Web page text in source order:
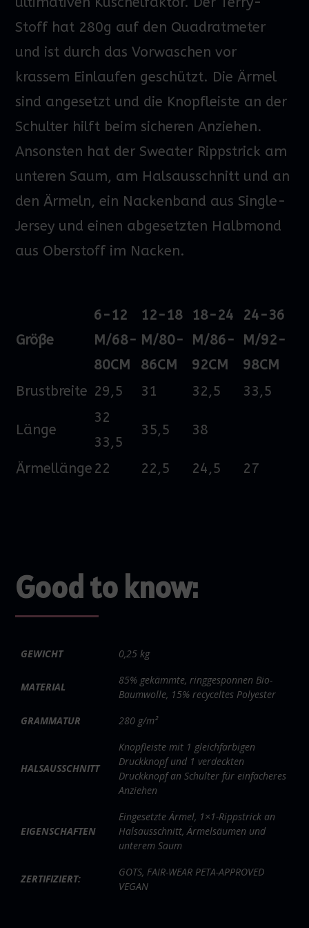
Stoff hat 280g auf den Quadratmeter
und ist durch das Vorwaschen vor
krassem Einlaufen geschützt. Die Ärmel
sind angesetzt und die Knopfleiste an der
Schulter hilft beim sicheren Anziehen.
Ansonsten hat der Sweater Rippstrick am
unteren Saum, am Halsausschnitt und an
den Ärmeln, ein Nackenband aus Single-
Jersey und einen abgesetzten Halbmond
aus Oberstoff im Nacken.
Größe
6-12
M/68-
80CM
12-18
M/80-
86CM
18-24
M/86-
92CM
24-36
M/92-
98CM
Brustbreite 29,5 31 32,5 33,5
Länge
32
33,5
35,5 38
Ärmellänge 22 22,5 24,5 27
Good to know:
GEWICHT 0,25 kg
MATERIAL
85% gekämmte, ringgesponnen Bio-
Baumwolle, 15% recyceltes Polyester
GRAMMATUR
280 g/m²
HALSAUSSCHNITT
Knopfleiste mit 1 gleichfarbigen
Druckknopf und 1 verdeckten
Druckknopf an Schulter für einfacheres
Anziehen
EIGENSCHAFTEN
Eingesetzte Ärmel, 1×1-Rippstrick an
Halsausschnitt, Ärmelsäumen und
unterem Saum
ZERTIFIZIERT:
GOTS, FAIR-WEAR PETA-APPROVED
VEGAN